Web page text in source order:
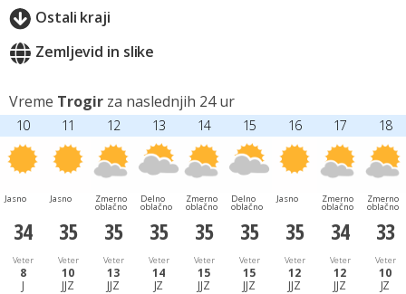
Ostali kraji
Zemljevid in slike
Vreme Trogir za naslednjih 24 ur
10 11 12 13 14 15 16 17 18
Jasno Jasno Zmerno
oblačno
Delno
oblačno
Zmerno
oblačno
Delno
oblačno
Jasno Zmerno
oblačno
Zmerno
oblačno
34 35 35 35 35 35 35 34 33
Veter
8
J
Veter
10
JJZ
Veter
13
JJZ
Veter
14
JZ
Veter
15
JJZ
Veter
15
JJZ
Veter
12
JJZ
Veter
12
JJZ
Veter
10
JZ